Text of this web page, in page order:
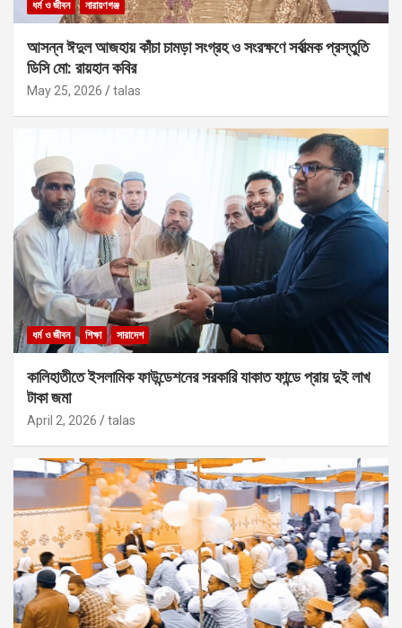
ধর্ম ও জীবন নারায়ণগঞ্জ
আসন্ন ঈদুল আজহায় কাঁচা চামড়া সংগ্রহ ও সংরক্ষণে সর্বাত্মক প্রস্তুতি
ডিসি মো: রায়হান কবির
May 25, 2026 talas
ধর্ম ও জীবন শিক্ষা সারাদেশ
কালিহাতীতে ইসলামিক ফাউন্ডেশনের সরকারি যাকাত ফান্ডে প্রায় দুই লাখ
টাকা জমা
April 2, 2026 talas